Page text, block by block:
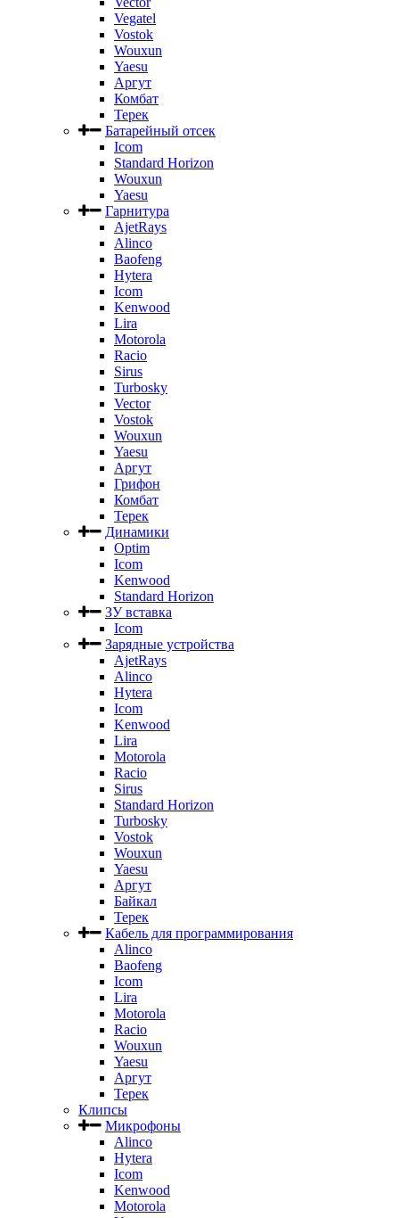
Vegatel
Vostok
Wouxun
Yaesu
Аргут
Комбат
Терек
Батарейный отсек
Icom
Standard Horizon
Wouxun
Yaesu
Гарнитура
AjetRays
Alinco
Baofeng
Hytera
Icom
Kenwood
Lira
Motorola
Racio
Sirus
Turbosky
Vector
Vostok
Wouxun
Yaesu
Аргут
Грифон
Комбат
Терек
Динамики
Optim
Icom
Kenwood
Standard Horizon
ЗУ вставка
Icom
Зарядные устройства
AjetRays
Alinco
Hytera
Icom
Kenwood
Lira
Motorola
Racio
Sirus
Standard Horizon
Turbosky
Vostok
Wouxun
Yaesu
Аргут
Байкал
Терек
Кабель для программирования
Alinco
Baofeng
Icom
Lira
Motorola
Racio
Wouxun
Yaesu
Аргут
Терек
Клипсы
Микрофоны
Alinco
Hytera
Icom
Kenwood
Motorola